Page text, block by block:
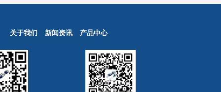
关于我们 新闻资讯 产品中心